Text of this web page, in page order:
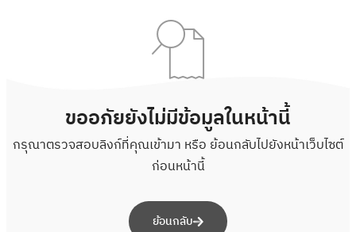
ขออภัยยังไม่มีข้อมูลในหน้านี้
กรุณาตรวจสอบลิงก์ที่คุณเข้ามา หรือ ย้อนกลับไปยังหน้าเว็บไซต์
ก่อนหน้านี้
ย้อนกลับ